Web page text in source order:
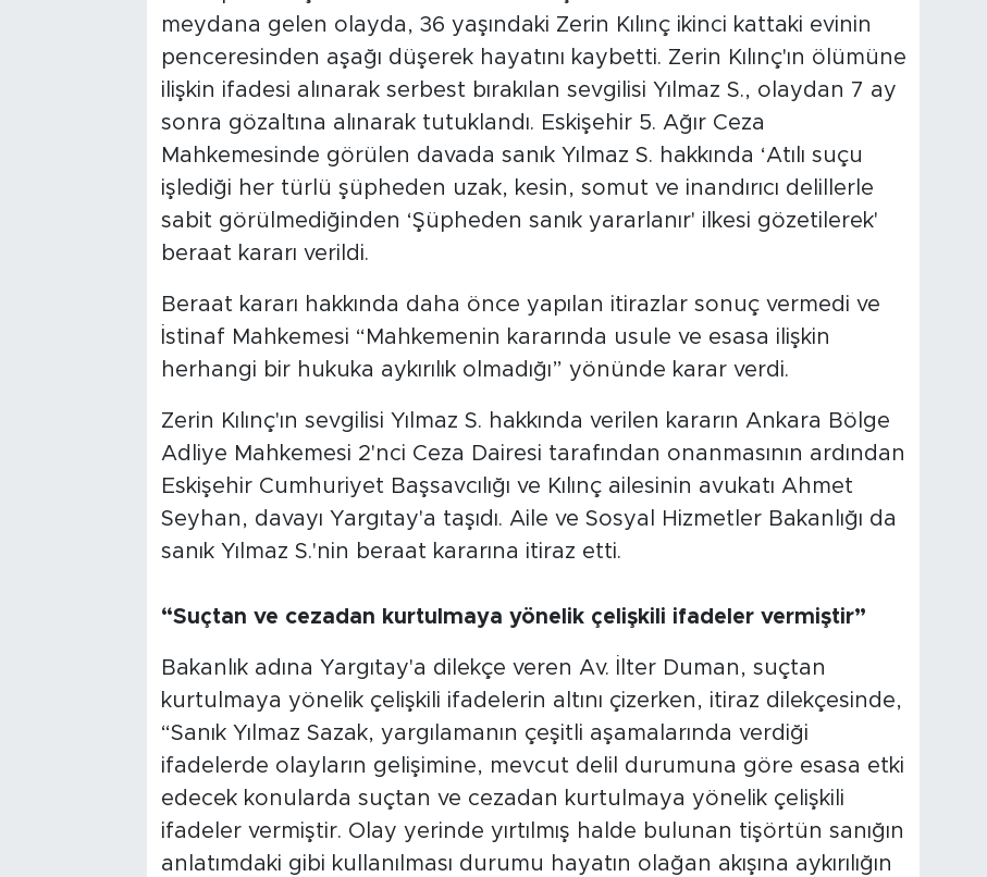
meydana gelen olayda, 36 yaşındaki Zerin Kılınç ikinci kattaki evinin
penceresinden aşağı düşerek hayatını kaybetti. Zerin Kılınç'ın ölümüne
ilişkin ifadesi alınarak serbest bırakılan sevgilisi Yılmaz S., olaydan 7 ay
sonra gözaltına alınarak tutuklandı. Eskişehir 5. Ağır Ceza
Mahkemesinde görülen davada sanık Yılmaz S. hakkında ‘Atılı suçu
işlediği her türlü şüpheden uzak, kesin, somut ve inandırıcı delillerle
sabit görülmediğinden ‘Şüpheden sanık yararlanır' ilkesi gözetilerek'
beraat kararı verildi.
Beraat kararı hakkında daha önce yapılan itirazlar sonuç vermedi ve
İstinaf Mahkemesi “Mahkemenin kararında usule ve esasa ilişkin
herhangi bir hukuka aykırılık olmadığı” yönünde karar verdi.
Zerin Kılınç'ın sevgilisi Yılmaz S. hakkında verilen kararın Ankara Bölge
Adliye Mahkemesi 2'nci Ceza Dairesi tarafından onanmasının ardından
Eskişehir Cumhuriyet Başsavcılığı ve Kılınç ailesinin avukatı Ahmet
Seyhan, davayı Yargıtay'a taşıdı. Aile ve Sosyal Hizmetler Bakanlığı da
sanık Yılmaz S.'nin beraat kararına itiraz etti.
“Suçtan ve cezadan kurtulmaya yönelik çelişkili ifadeler vermiştir”
Bakanlık adına Yargıtay'a dilekçe veren Av. İlter Duman, suçtan
kurtulmaya yönelik çelişkili ifadelerin altını çizerken, itiraz dilekçesinde,
“Sanık Yılmaz Sazak, yargılamanın çeşitli aşamalarında verdiği
ifadelerde olayların gelişimine, mevcut delil durumuna göre esasa etki
edecek konularda suçtan ve cezadan kurtulmaya yönelik çelişkili
ifadeler vermiştir. Olay yerinde yırtılmış halde bulunan tişörtün sanığın
anlatımdaki gibi kullanılması durumu hayatın olağan akışına aykırılığın